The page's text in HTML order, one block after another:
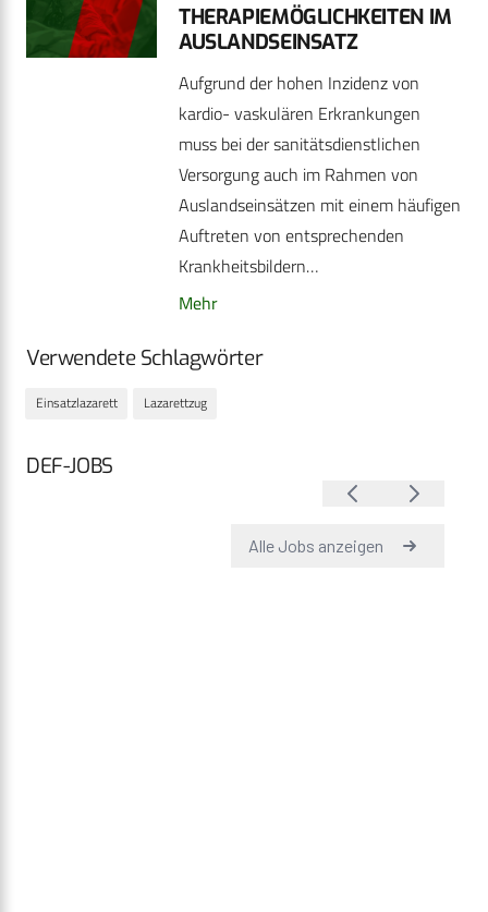
THERAPIEMÖGLICHKEITEN IM
AUSLANDSEINSATZ
Aufgrund der hohen Inzidenz von
kardio- vaskulären Erkrankungen
muss bei der sanitätsdienstlichen
Versorgung auch im Rahmen von
Auslandseinsätzen mit einem häufigen
Auftreten von entsprechenden
Krankheitsbildern…
Mehr
Verwendete Schlagwörter
Einsatzlazarett Lazarettzug
DEF-JOBS